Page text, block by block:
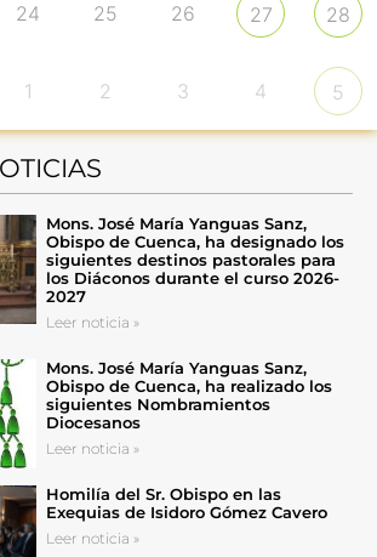
24 25 26 27 28
1 2 3 4 5
Mons. José María Yanguas Sanz,
Obispo de Cuenca, ha designado los
siguientes destinos pastorales para
los Diáconos durante el curso 2026-
2027
Leer noticia »
Mons. José María Yanguas Sanz,
Obispo de Cuenca, ha realizado los
siguientes Nombramientos
Diocesanos
Leer noticia »
Homilía del Sr. Obispo en las
Exequias de Isidoro Gómez Cavero
Leer noticia »